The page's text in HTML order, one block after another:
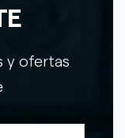
y ofertas